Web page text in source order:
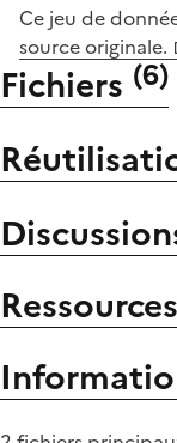
Ce jeu de
source originale.
Fichiers (6)